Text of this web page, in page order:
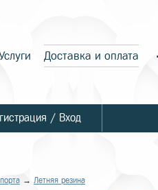
Доставка и оплата
/ Вход
→ Летняя резина